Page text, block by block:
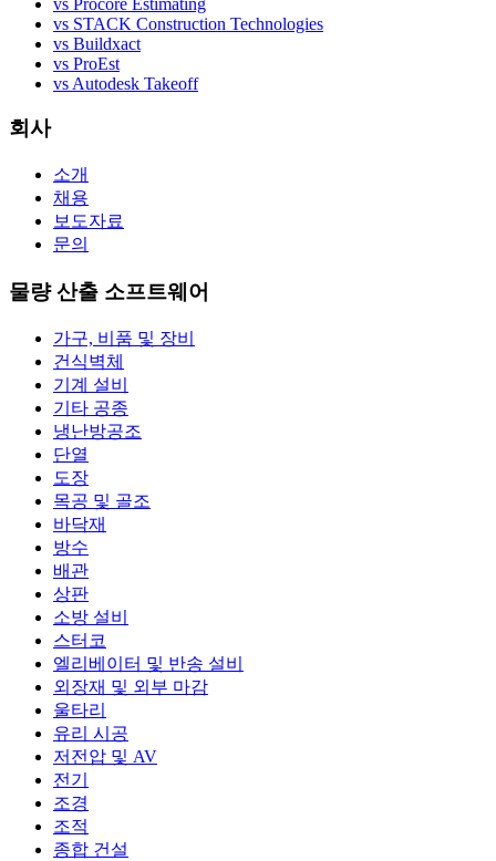
vs STACK Construction Technologies
vs Buildxact
vs ProEst
vs Autodesk Takeoff
회사
소개
채용
보도자료
문의
물량 산출 소프트웨어
가구, 비품 및 장비
건식벽체
기계 설비
기타 공종
냉난방공조
단열
도장
목공 및 골조
바닥재
방수
배관
상판
소방 설비
스터코
엘리베이터 및 반송 설비
외장재 및 외부 마감
울타리
유리 시공
저전압 및 AV
전기
조경
조적
종합 건설